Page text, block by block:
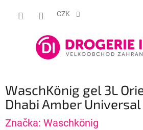
CZK
WaschKönig gel 3L
Dhabi Amber
Značka: Waschkönig